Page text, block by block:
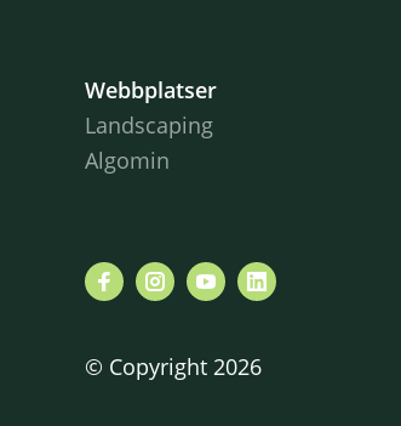
Webbplatser
Landscaping
Algomin
© Copyright 2026